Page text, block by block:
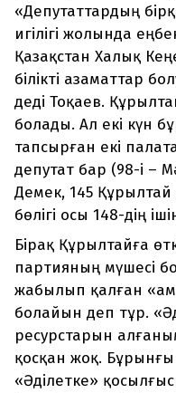
«Депутаттардың
игілігі жолында
Қазақстан Халық
білікті азаматтар
деді Тоқаев.
болады. Ал екі күн
тапсырған екі
депутат бар (98-і –
Демек, 145
бөлігі осы 148-дің
Бірақ Құрылтайға
партияның мүшесі
жабылып қалған
болайын деп тұр.
ресурстарын
қосқан жоқ.
«Әділетке»